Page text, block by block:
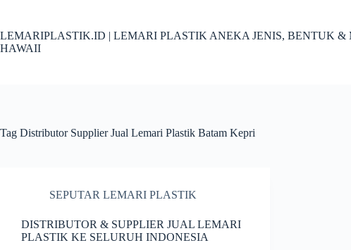
content
LEMARIPLASTIK.ID | LEMARI PLASTIK ANEKA JENIS, BENTUK
HAWAII
Tag Distributor Supplier Jual Lemari Plastik Batam Kepri
SEPUTAR LEMARI PLASTIK
DISTRIBUTOR & SUPPLIER JUAL LEMARI
PLASTIK KE SELURUH INDONESIA